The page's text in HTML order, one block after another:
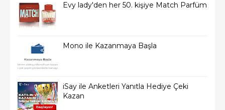
Evy lady'den her 50. kişiye Match Parfüm
Mono ile Kazanmaya Başla
iSay ile Anketleri Yanıtla Hediye Çeki
Kazan